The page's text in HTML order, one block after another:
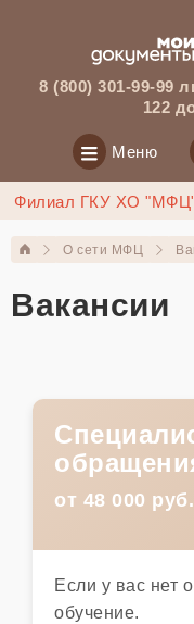
8 (800) 301-99-99
122
Меню
О сети МФЦ
Вакансии
от 48 000 руб.
Если у вас нет
обучение.